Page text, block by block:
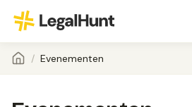
/ Evenementen